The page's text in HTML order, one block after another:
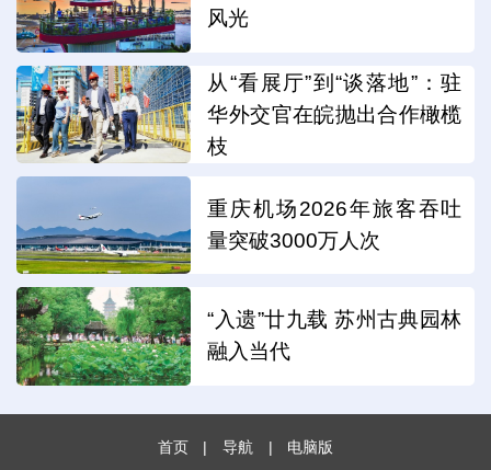
风光
从“看展厅”到“谈落地”：驻
华外交官在皖抛出合作橄榄
枝
重庆机场2026年旅客吞吐
量突破3000万人次
“入遗”廿九载 苏州古典园林
融入当代
首页 | 导航 |
电脑版